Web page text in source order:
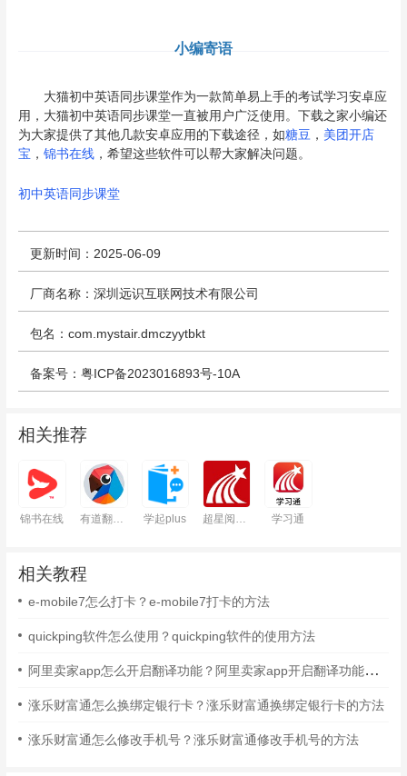
小编寄语
大猫初中英语同步课堂作为一款简单易上手的考试学习安卓应
用，大猫初中英语同步课堂一直被用户广泛使用。下载之家小编还
为大家提供了其他几款安卓应用的下载途径，如糖豆， 美团开店
宝 ， 锦书在线，希望这些软件可以帮大家解决问题。
初中英语同步课堂
更新时间：2025-06-09
厂商名称：深圳远识互联网技术有限公司
包名：com.mystair.dmczyytbkt
备案号：粤ICP备2023016893号-10A
相关推荐
锦书在线 有道翻译官 学起plus 超星阅读器 学习通
相关教程
e-mobile7怎么打卡？e-mobile7打卡的方法
quickping软件怎么使用？quickping软件的使用方法
阿里卖家app怎么开启翻译功能？阿里卖家app开启翻译功能的方法
涨乐财富通怎么换绑定银行卡？涨乐财富通换绑定银行卡的方法
涨乐财富通怎么修改手机号？涨乐财富通修改手机号的方法